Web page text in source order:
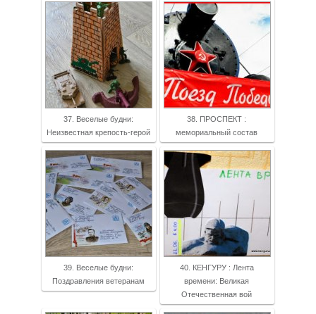
37. Веселые будни:
Неизвестная крепость-герой
38. ПРОСПЕКТ :
мемориальный состав
39. Веселые будни:
Поздравления ветеранам
40. КЕНГУРУ : Лента
времени: Великая
Отечественная вой